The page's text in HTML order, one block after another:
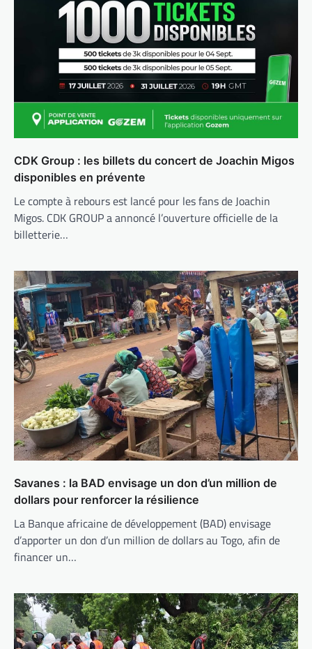
CDK Group : les billets du concert de Joachin Migos
disponibles en prévente
Le compte à rebours est lancé pour les fans de Joachin
Migos. CDK GROUP a annoncé l’ouverture officielle de la
billetterie…
Savanes : la BAD envisage un don d’un million de
dollars pour renforcer la résilience
La Banque africaine de développement (BAD) envisage
d’apporter un don d’un million de dollars au Togo, afin de
financer un…